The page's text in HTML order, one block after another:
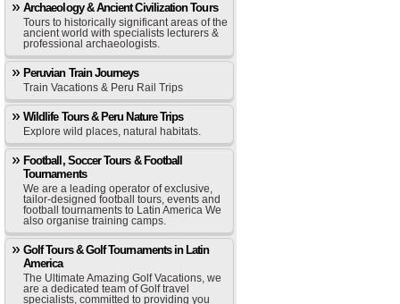
Archaeology & Ancient Civilization Tours
Tours to historically significant areas of the
ancient world with specialists lecturers &
professional archaeologists.
Peruvian Train Journeys
Train Vacations & Peru Rail Trips
Wildlife Tours & Peru Nature Trips
Explore wild places, natural habitats.
Football, Soccer Tours & Football
Tournaments
We are a leading operator of exclusive,
tailor-designed football tours, events and
football tournaments to Latin America We
also organise training camps.
Golf Tours & Golf Tournaments in Latin
America
The Ultimate Amazing Golf Vacations, we
are a dedicated team of Golf travel
specialists, committed to providing you